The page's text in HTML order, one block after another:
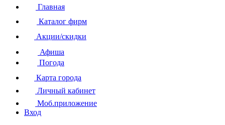
Главная
Каталог фирм
Акции/скидки
Афиша
Погода
Карта города
Личный кабинет
Моб.приложение
Вход